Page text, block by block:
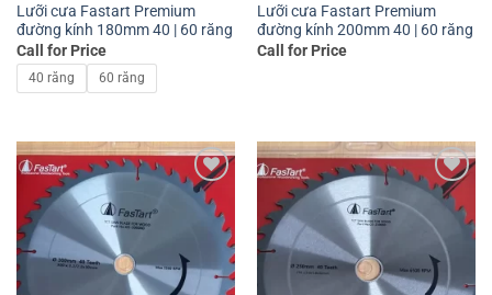
Lưỡi cưa Fastart Premium
đường kính 180mm 40 | 60 răng
Call for Price
40 răng 60 răng
Lưỡi cưa Fastart Premium
đường kính 200mm 40 | 60 răng
Call for Price
Add to
wishlist
Add to
wishlist